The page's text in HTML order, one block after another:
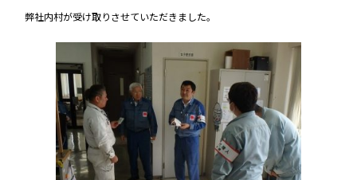
弊社内村が受け取りさせていただきました。